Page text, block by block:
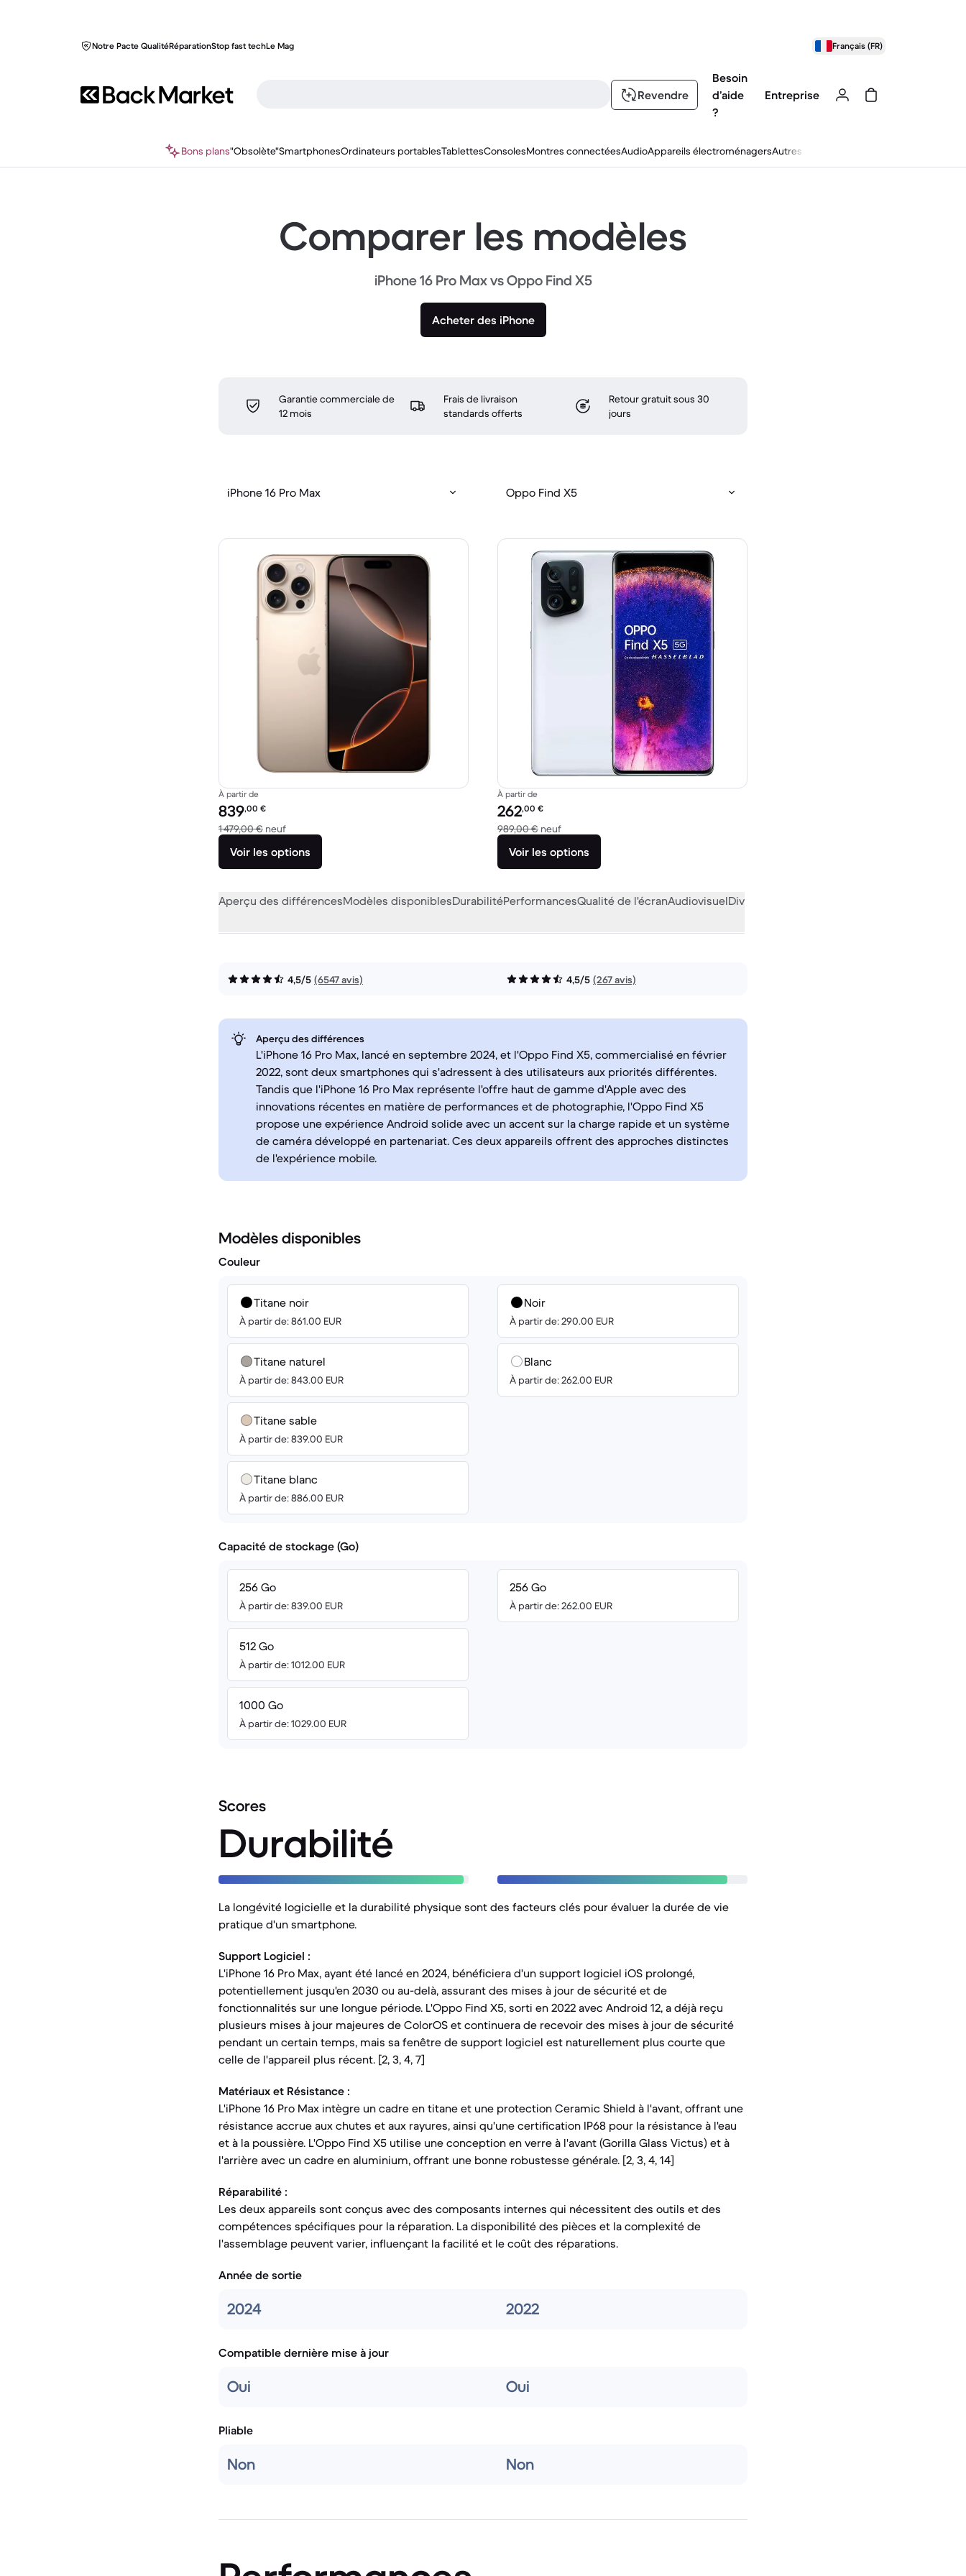
Notre Pacte QualitéRéparationStop fast techLe Mag Français (FR)
Revendre
Besoin
d’aide
?
Entreprise
Bons plans"Obsolète"SmartphonesOrdinateurs portablesTablettesConsolesMontres connectéesAudioAppareils électroménagersAutres
Comparer les modèles
iPhone 16 Pro Max vs Oppo Find X5
Acheter des iPhone
Garantie commerciale de
12 mois
Frais de livraison
standards offerts
Retour gratuit sous 30
jours
iPhone 16 Pro Max Oppo Find X5
À partir de
Prix reconditionné :
839,00 €
1 479,00 € neufcontre 1 479,00 € neuf
Voir les options
À partir de
Prix reconditionné :
262,00 €
989,00 € neufcontre 989,00 € neuf
Voir les options
Aperçu des différencesModèles disponiblesDurabilitéPerformancesQualité de l'écranAudiovisuelDivers
4,5/5 (6547 avis) 4,5/5 (267 avis)
Aperçu des différences
L'iPhone 16 Pro Max, lancé en septembre 2024, et l'Oppo Find X5, commercialisé en février
2022, sont deux smartphones qui s'adressent à des utilisateurs aux priorités différentes.
Tandis que l'iPhone 16 Pro Max représente l'offre haut de gamme d'Apple avec des
innovations récentes en matière de performances et de photographie, l'Oppo Find X5
propose une expérience Android solide avec un accent sur la charge rapide et un système
de caméra développé en partenariat. Ces deux appareils offrent des approches distinctes
de l'expérience mobile.
Modèles disponibles
Couleur
Titane noir
À partir de: 861.00 EUR
Titane naturel
À partir de: 843.00 EUR
Titane sable
À partir de: 839.00 EUR
Titane blanc
À partir de: 886.00 EUR
Noir
À partir de: 290.00 EUR
Blanc
À partir de: 262.00 EUR
Capacité de stockage (Go)
256 Go
À partir de: 839.00 EUR
512 Go
À partir de: 1012.00 EUR
1000 Go
À partir de: 1029.00 EUR
256 Go
À partir de: 262.00 EUR
Scores
Durabilité
La longévité logicielle et la durabilité physique sont des facteurs clés pour évaluer la durée de vie
pratique d'un smartphone.
Support Logiciel :
L'iPhone 16 Pro Max, ayant été lancé en 2024, bénéficiera d'un support logiciel iOS prolongé,
potentiellement jusqu'en 2030 ou au-delà, assurant des mises à jour de sécurité et de
fonctionnalités sur une longue période. L'Oppo Find X5, sorti en 2022 avec Android 12, a déjà reçu
plusieurs mises à jour majeures de ColorOS et continuera de recevoir des mises à jour de sécurité
pendant un certain temps, mais sa fenêtre de support logiciel est naturellement plus courte que
celle de l'appareil plus récent. [2, 3, 4, 7]
Matériaux et Résistance :
L'iPhone 16 Pro Max intègre un cadre en titane et une protection Ceramic Shield à l'avant, offrant une
résistance accrue aux chutes et aux rayures, ainsi qu'une certification IP68 pour la résistance à l'eau
et à la poussière. L'Oppo Find X5 utilise une conception en verre à l'avant (Gorilla Glass Victus) et à
l'arrière avec un cadre en aluminium, offrant une bonne robustesse générale. [2, 3, 4, 14]
Réparabilité :
Les deux appareils sont conçus avec des composants internes qui nécessitent des outils et des
compétences spécifiques pour la réparation. La disponibilité des pièces et la complexité de
l'assemblage peuvent varier, influençant la facilité et le coût des réparations.
Année de sortie
2024 2022
Compatible dernière mise à jour
Oui Oui
Pliable
Non Non